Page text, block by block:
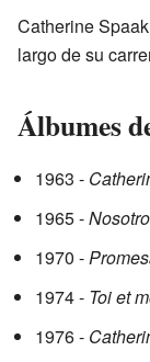
Catherine
largo de su
Álbumes
1963 -
1965 -
1970 -
1974 - Toi et
1976 -